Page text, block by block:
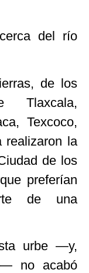
del río
de los
Tlaxcala,
Texcoco,
realizaron la
de los
preferían
de una
urbe —y,
no acabó